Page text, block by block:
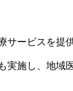
ービスを提
実施し、地域